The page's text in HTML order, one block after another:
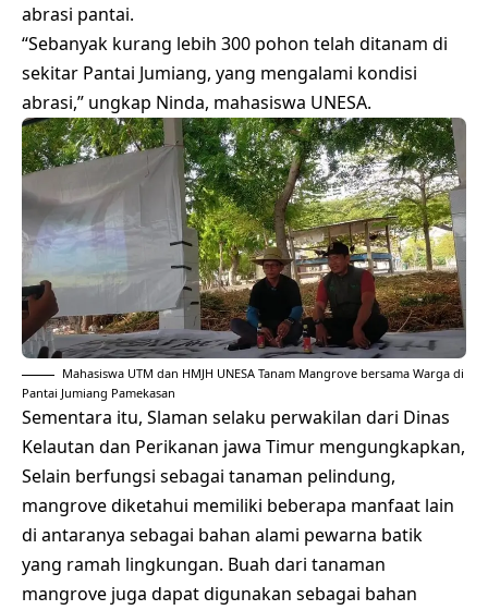
abrasi pantai.
“Sebanyak kurang lebih 300 pohon telah ditanam di
sekitar Pantai Jumiang, yang mengalami kondisi
abrasi,” ungkap Ninda, mahasiswa UNESA.
Mahasiswa UTM dan HMJH UNESA Tanam Mangrove bersama Warga di
Pantai Jumiang Pamekasan
Sementara itu, Slaman selaku perwakilan dari Dinas
Kelautan dan Perikanan jawa Timur mengungkapkan,
Selain berfungsi sebagai tanaman pelindung,
mangrove diketahui memiliki beberapa manfaat lain
di antaranya sebagai bahan alami pewarna batik
yang ramah lingkungan. Buah dari tanaman
mangrove juga dapat digunakan sebagai bahan